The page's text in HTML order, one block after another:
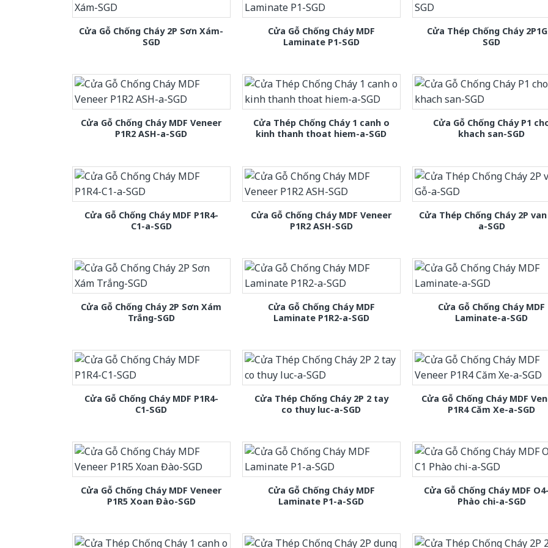
Cửa Gỗ Chống Cháy 2P Sơn Xám-
SGD
Cửa Gỗ Chống Cháy MDF
Laminate P1-SGD
Cửa Thép Chống Cháy
SGD
Cửa Gỗ Chống Cháy MDF Veneer
P1R2 ASH-a-SGD
Cửa Thép Chống Cháy 1 canh o
kinh thanh thoat hiem-a-SGD
Cửa Gỗ Chống Cháy P1
khach san-SGD
Cửa Gỗ Chống Cháy MDF P1R4-
C1-a-SGD
Cửa Gỗ Chống Cháy MDF Veneer
P1R2 ASH-SGD
Cửa Thép Chống Cháy 2P
a-SGD
Cửa Gỗ Chống Cháy 2P Sơn Xám
Trắng-SGD
Cửa Gỗ Chống Cháy MDF
Laminate P1R2-a-SGD
Cửa Gỗ Chống Cháy MDF
Laminate-a-SGD
Cửa Gỗ Chống Cháy MDF P1R4-
C1-SGD
Cửa Thép Chống Cháy 2P 2 tay
co thuy luc-a-SGD
Cửa Gỗ Chống Cháy MDF
P1R4 Căm Xe-a-SGD
Cửa Gỗ Chống Cháy MDF Veneer
P1R5 Xoan Đào-SGD
Cửa Gỗ Chống Cháy MDF
Laminate P1-a-SGD
Cửa Gỗ Chống Cháy MDF
Phào chi-a-SGD